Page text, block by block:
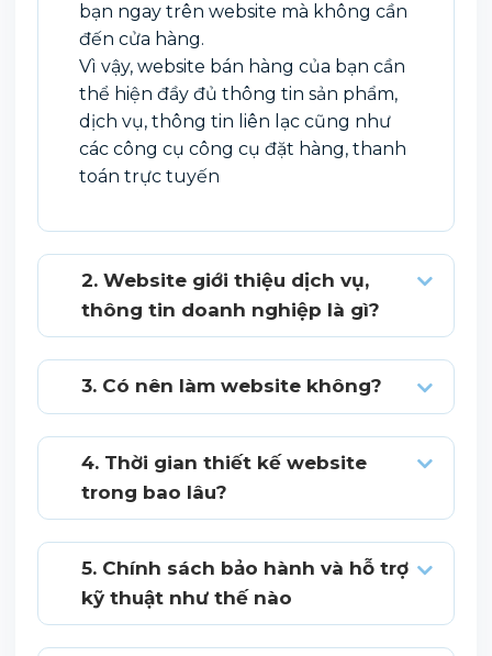
bạn ngay trên website mà không cần
đến cửa hàng.
Vì vậy, website bán hàng của bạn cần
thể hiện đầy đủ thông tin sản phẩm,
dịch vụ, thông tin liên lạc cũng như
các công cụ công cụ đặt hàng, thanh
toán trực tuyến
2. Website giới thiệu dịch vụ,
thông tin doanh nghiệp là gì?
3. Có nên làm website không?
4. Thời gian thiết kế website
trong bao lâu?
5. Chính sách bảo hành và hỗ trợ
kỹ thuật như thế nào